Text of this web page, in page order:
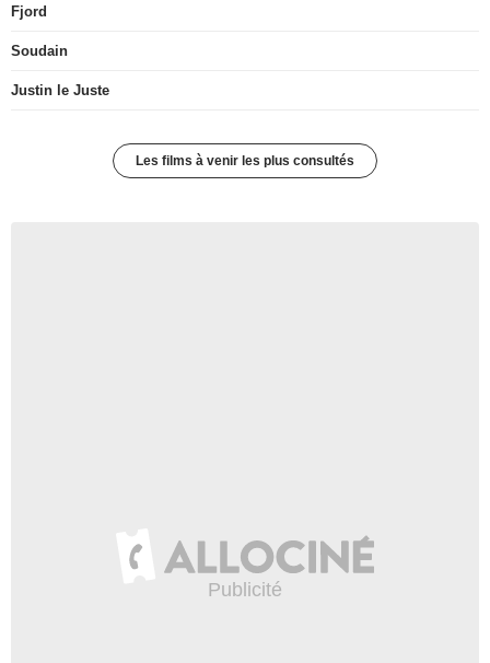
Fjord
Soudain
Justin le Juste
Les films à venir les plus consultés